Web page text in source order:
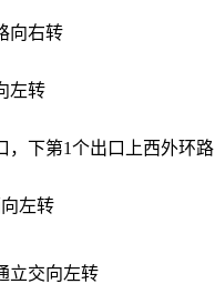
向右转
左转
，下第1个出口上西外环路
左转
立交向左转